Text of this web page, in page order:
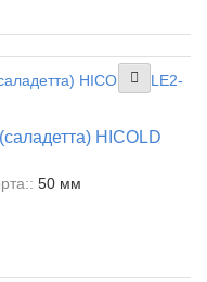
HICOLD
50 мм